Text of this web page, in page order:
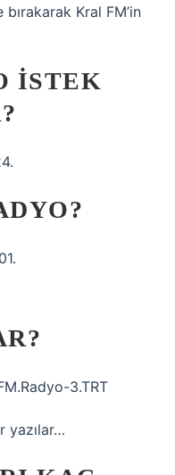
bırakarak Kral FM’in
ISTEK
3.TRT
yazılar…